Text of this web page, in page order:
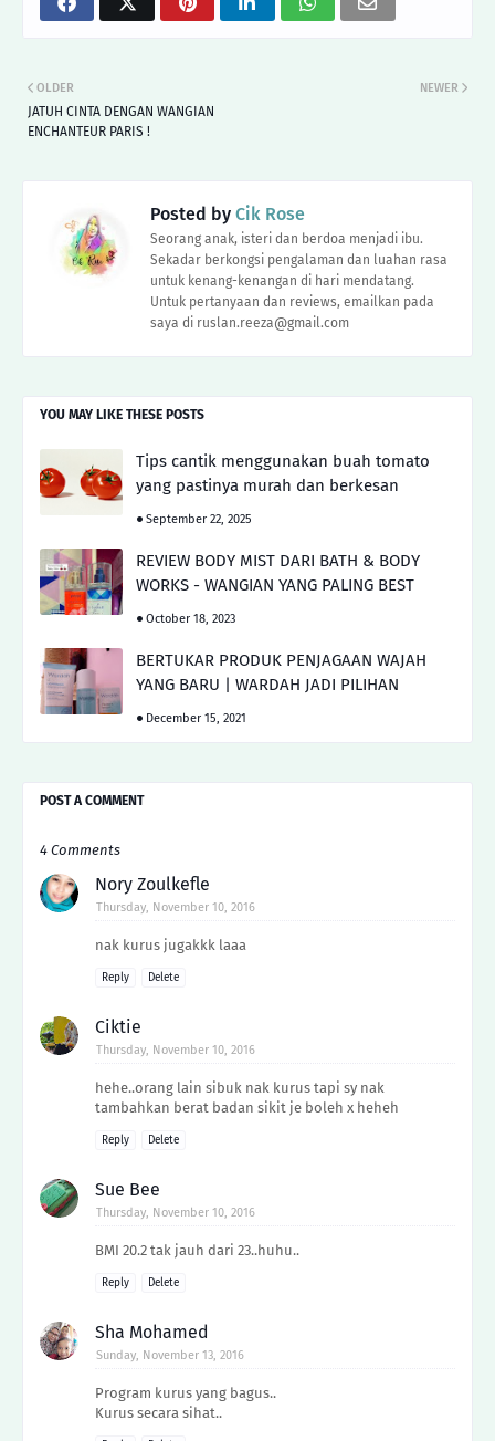
NEWER
OLDER
JATUH CINTA DENGAN WANGIAN
ENCHANTEUR PARIS !
Posted by Cik Rose
Seorang anak, isteri dan berdoa menjadi ibu.
Sekadar berkongsi pengalaman dan luahan rasa
untuk kenang-kenangan di hari mendatang.
Untuk pertanyaan dan reviews, emailkan pada
saya di ruslan.reeza@gmail.com
YOU MAY LIKE THESE POSTS
Tips cantik menggunakan buah tomato
yang pastinya murah dan berkesan
September 22, 2025
REVIEW BODY MIST DARI BATH & BODY
WORKS - WANGIAN YANG PALING BEST
October 18, 2023
BERTUKAR PRODUK PENJAGAAN WAJAH
YANG BARU | WARDAH JADI PILIHAN
December 15, 2021
POST A COMMENT
4 Comments
Nory Zoulkefle
Thursday, November 10, 2016
nak kurus jugakkk laaa
Reply Delete
Ciktie
Thursday, November 10, 2016
hehe..orang lain sibuk nak kurus tapi sy nak
tambahkan berat badan sikit je boleh x heheh
Reply Delete
Sue Bee
Thursday, November 10, 2016
BMI 20.2 tak jauh dari 23..huhu..
Reply Delete
Sha Mohamed
Sunday, November 13, 2016
Program kurus yang bagus..
Kurus secara sihat..